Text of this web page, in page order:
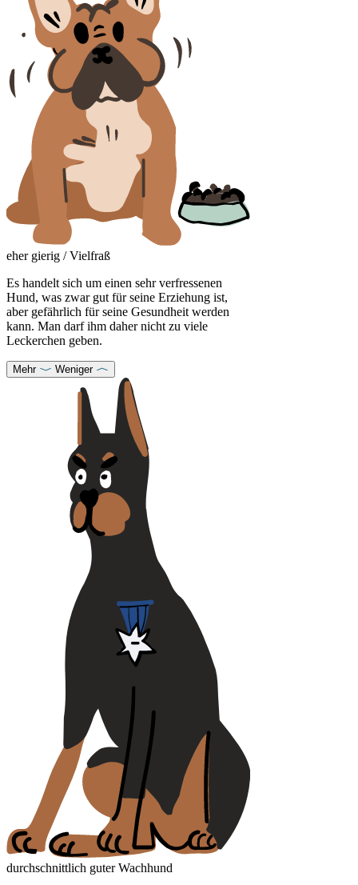
eher gierig / Vielfraß
Es handelt sich um einen sehr verfressenen
Hund, was zwar gut für seine Erziehung ist,
aber gefährlich für seine Gesundheit werden
kann. Man darf ihm daher nicht zu viele
Leckerchen geben.
Mehr Weniger
durchschnittlich guter Wachhund